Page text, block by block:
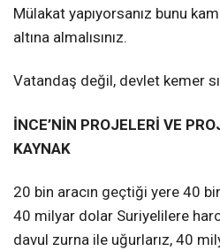
Mülakat yapıyorsanız bunu
altına almalısınız.
Vatandaş değil, devlet kemer
İNCE’NİN PROJELERİ VE
KAYNAK
20 bin aracın geçtiği yere 40
40 milyar dolar Suriyelilere
davul zurna ile uğurlarız, 40